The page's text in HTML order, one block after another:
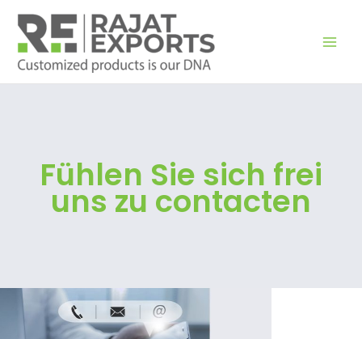
Inhalt
springen
Fühlen Sie sich frei
uns zu contacten